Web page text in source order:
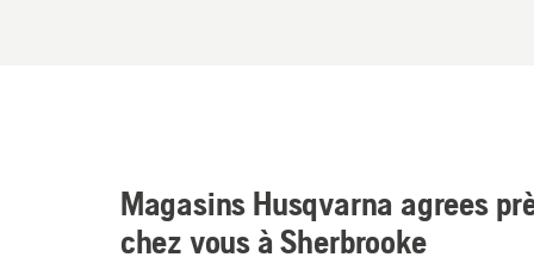
Magasins Husqvarna agrees
chez vous à Sherbrooke